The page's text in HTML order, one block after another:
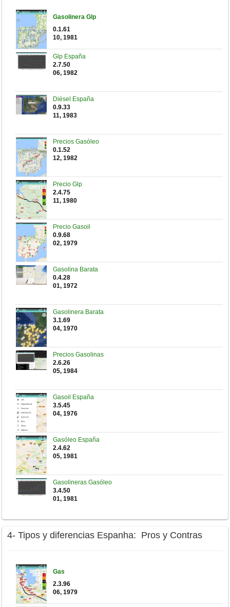
Gasolinera Glp
0.1.61
10, 1981
Glp España
2.7.50
06, 1982
Diésel España
0.9.33
11, 1983
Precios Gasóleo
0.1.52
12, 1982
Precio Glp
2.4.75
11, 1980
Precio Gasoil
0.9.68
02, 1979
Gasolina Barata
0.4.28
01, 1972
Gasolinera Barata
3.1.69
04, 1970
Precios Gasolinas
2.6.26
05, 1984
Gasoil España
3.5.45
04, 1976
Gasóleo España
2.4.62
05, 1981
Gasolineras Gasóleo
3.4.50
01, 1981
4- Tipos y diferencias Espanha: Pros y Contras
Gas
2.3.96
06, 1979